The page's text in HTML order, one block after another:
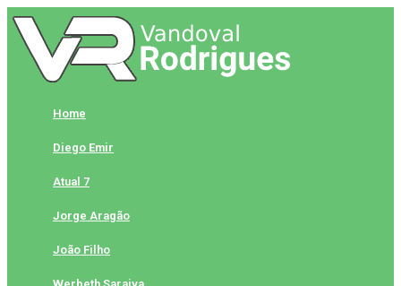
Skip
to
content
Home
Diego Emir
Atual 7
Jorge Aragão
João Filho